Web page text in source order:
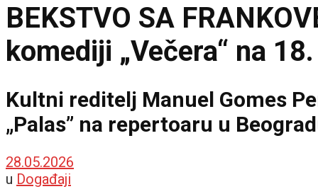
BEKSTVO SA
komediji „Večera“ na
Kultni reditelj Manuel Gomes
„Palas” na repertoaru u
28.05.2026
u Događaji